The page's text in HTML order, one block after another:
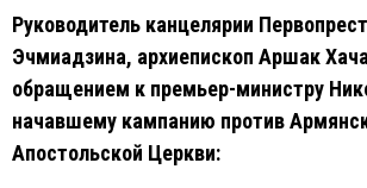
Руководитель канцелярии
Эчмиадзина, архиепископ Аршак
обращением к премьер-министру
начавшему кампанию против
Апостольской Церкви: